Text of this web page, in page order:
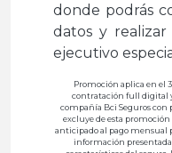
donde podrás
datos y
ejecutivo
Promoción aplica en el
contratación full digital
compañía Bci Seguros con
excluye de esta
anticipado al pago mensual
información